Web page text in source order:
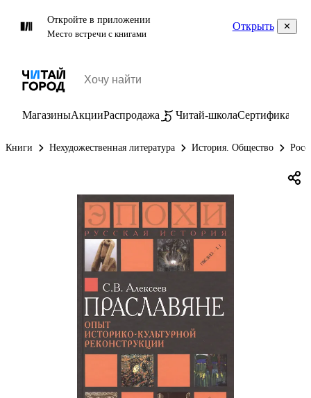
Откройте в приложении
Место встречи с книгами
Открыть
МагазиныАкцииРаспродажа Читай-школаСертификаты
Книги Нехудожественная литература История. Общество